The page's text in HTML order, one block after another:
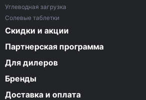
Углеводная загрузка
Солевые таблетки
Скидки и акции
Партнерская программа
Для дилеров
Бренды
Доставка и оплата